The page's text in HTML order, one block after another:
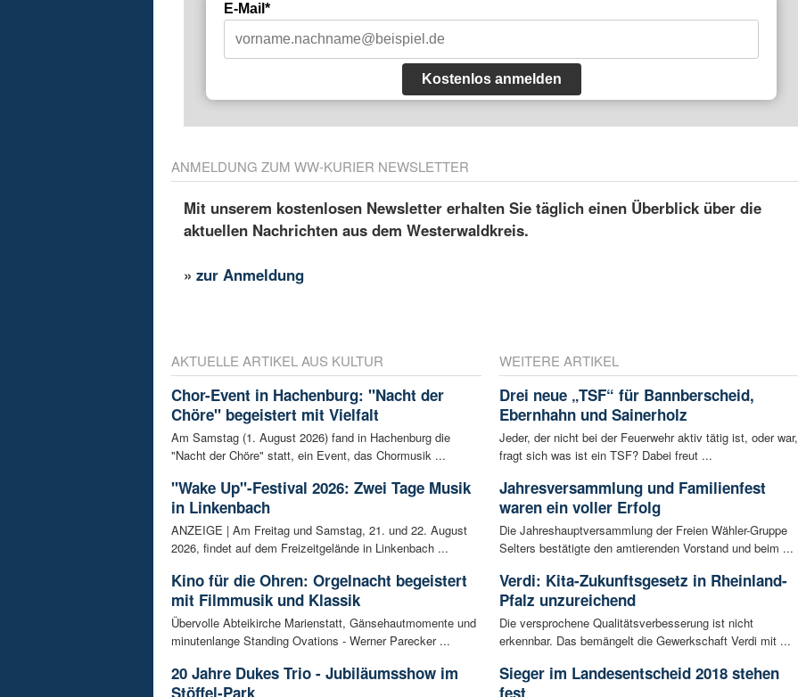
E-Mail*
Kostenlos anmelden
ANMELDUNG ZUM WW-KURIER NEWSLETTER
Mit unserem kostenlosen Newsletter erhalten Sie täglich einen Überblick über die
aktuellen Nachrichten aus dem Westerwaldkreis.
»zur Anmeldung
AKTUELLE ARTIKEL AUS KULTUR
Chor-Event in Hachenburg: "Nacht der
Chöre" begeistert mit Vielfalt
Am Samstag (1. August 2026) fand in Hachenburg die
"Nacht der Chöre" statt, ein Event, das Chormusik ...
"Wake Up"-Festival 2026: Zwei Tage Musik
in Linkenbach
ANZEIGE | Am Freitag und Samstag, 21. und 22. August
2026, findet auf dem Freizeitgelände in Linkenbach ...
Kino für die Ohren: Orgelnacht begeistert
mit Filmmusik und Klassik
Übervolle Abteikirche Marienstatt, Gänsehautmomente und
minutenlange Standing Ovations - Werner Parecker ...
20 Jahre Dukes Trio - Jubiläumsshow im
Stöffel-Park
WEITERE ARTIKEL
Drei neue „TSF“ für Bannberscheid,
Ebernhahn und Sainerholz
Jeder, der nicht bei der Feuerwehr aktiv tätig ist, oder war,
fragt sich was ist ein TSF? Dabei freut ...
Jahresversammlung und Familienfest
waren ein voller Erfolg
Die Jahreshauptversammlung der Freien Wähler-Gruppe
Selters bestätigte den amtierenden Vorstand und beim ...
Verdi: Kita-Zukunftsgesetz in Rheinland-
Pfalz unzureichend
Die versprochene Qualitätsverbesserung ist nicht
erkennbar. Das bemängelt die Gewerkschaft Verdi mit ...
Sieger im Landesentscheid 2018 stehen
fest